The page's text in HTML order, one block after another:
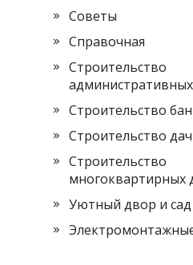
Советы
Справочная
Строительство
Строительство
Строительство
Строительство
многоквартирных
Уютный двор и сад